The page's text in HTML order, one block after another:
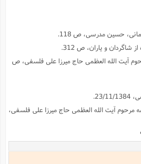
حسین مدرسى، ص 118.
و یاران، ص 312.
آیت الله العظمى حاج میرزا على فلسفى، ص
مرحوم آیت الله العظمى حاج میرزا على فلسفى،